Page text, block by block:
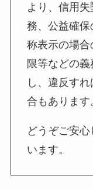
より、信用
務、公益確保
称表示の場合
限等などの
し、違反す
合もあります
どうぞご安
います。